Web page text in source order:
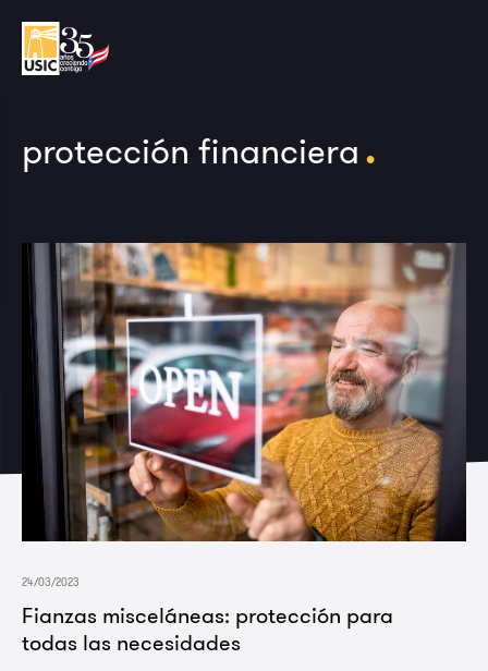
protección financiera .
Fianzas misceláneas: protección para
todas las necesidades
24/03/2023